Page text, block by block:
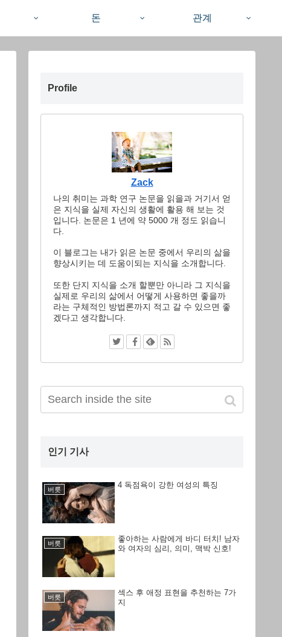
돈 관계
Profile
Zack
나의 취미는 과학 연구 논문을 읽을과 거기서 얻
은 지식을 실제 자신의 생활에 활용 해 보는 것
입니다. 논문은 1 년에 약 5000 개 정도 읽습니
다.
이 블로그는 내가 읽은 논문 중에서 우리의 삶을
향상시키는 데 도움이되는 지식을 소개합니다.
또한 단지 지식을 소개 할뿐만 아니라 그 지식을
실제로 우리의 삶에서 어떻게 사용하면 좋을까
라는 구체적인 방법론까지 적고 갈 수 있으면 좋
겠다고 생각합니다.
인기 기사
버릇
4 독점욕이 강한 여성의 특징
버릇
좋아하는 사람에게 바디 터치! 남자
와 여자의 심리, 의미, 맥박 신호!
버릇
섹스 후 애정 표현을 추천하는 7가
지